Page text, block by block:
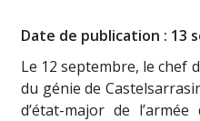
Date de publication : 13
Le 12 septembre, le chef
du génie de
d’état-major de